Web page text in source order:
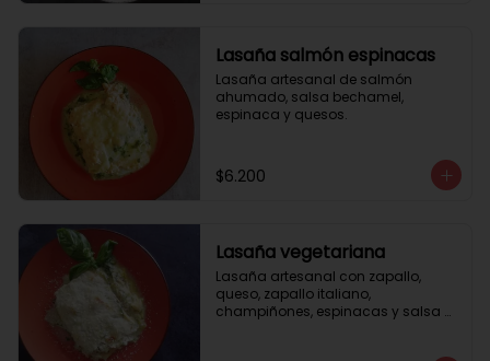
Lasaña salmón espinacas
Lasaña artesanal de salmón
ahumado, salsa bechamel,
espinaca y quesos.
$6.200
Lasaña vegetariana
Lasaña artesanal con zapallo,
queso, zapallo italiano,
champiñones, espinacas y salsa